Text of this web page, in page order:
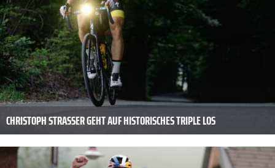
CHRISTOPH STRASSER GEHT AUF HISTORISCHES TRIPLE LOS